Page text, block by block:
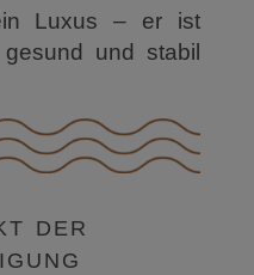
Luxus – er ist
und stabil
der